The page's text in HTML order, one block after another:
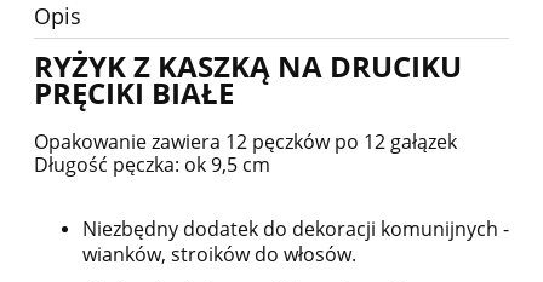
Opis
RYŻYK Z KASZKĄ NA DRUCIKU
PRĘCIKI BIAŁE
Opakowanie zawiera 12 pęczków po 12 gałązek
Długość pęczka: ok 9,5 cm
Niezbędny dodatek do dekoracji komunijnych -
wianków, stroików do włosów.